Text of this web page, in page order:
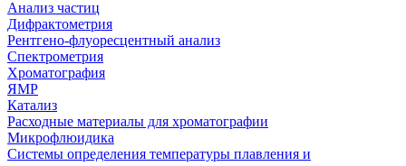
Анализ частиц
Дифрактометрия
Рентгено-флуоресцентный анализ
Спектрометрия
Хроматография
ЯМР
Катализ
Расходные материалы для хроматографии
Микрофлюидика
Системы определения температуры плавления и